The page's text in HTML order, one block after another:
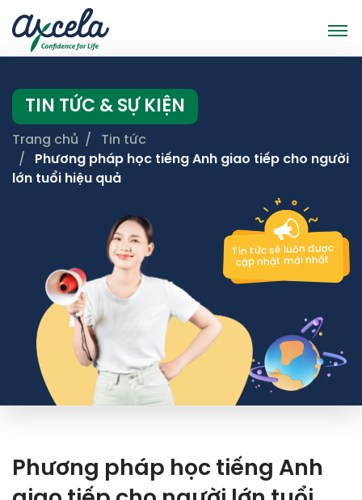
TIN TỨC & SỰ KIỆN
Trang chủ
Tin tức
Phương pháp học tiếng Anh giao tiếp cho người
lớn tuổi hiệu quả
Tin tức sẽ luôn được
cập nhật mới nhất
Phương pháp học tiếng Anh